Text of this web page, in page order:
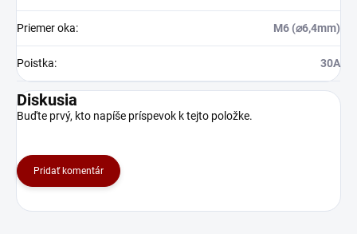
Priemer oka: M6 (⌀6,4mm)
Poistka: 30A
Diskusia
Buďte prvý, kto napíše príspevok k tejto položke.
Pridať komentár